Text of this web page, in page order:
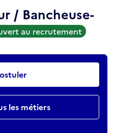
/ Bancheuse-
au recrutement
les métiers